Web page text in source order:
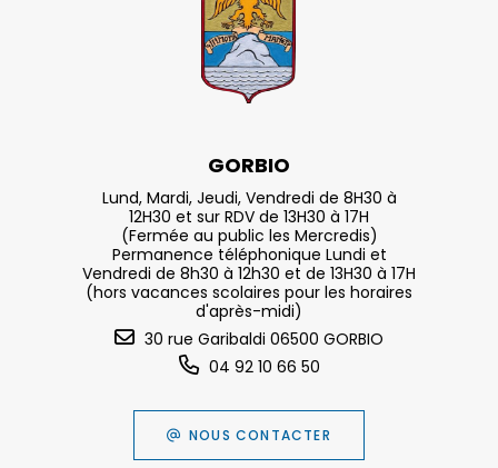
GORBIO
Lund, Mardi, Jeudi, Vendredi de 8H30 à
12H30 et sur RDV de 13H30 à 17H
(Fermée au public les Mercredis)
Permanence téléphonique Lundi et
Vendredi de 8h30 à 12h30 et de 13H30 à 17H
(hors vacances scolaires pour les horaires
d'après-midi)
30 rue Garibaldi 06500 GORBIO
04 92 10 66 50
NOUS CONTACTER